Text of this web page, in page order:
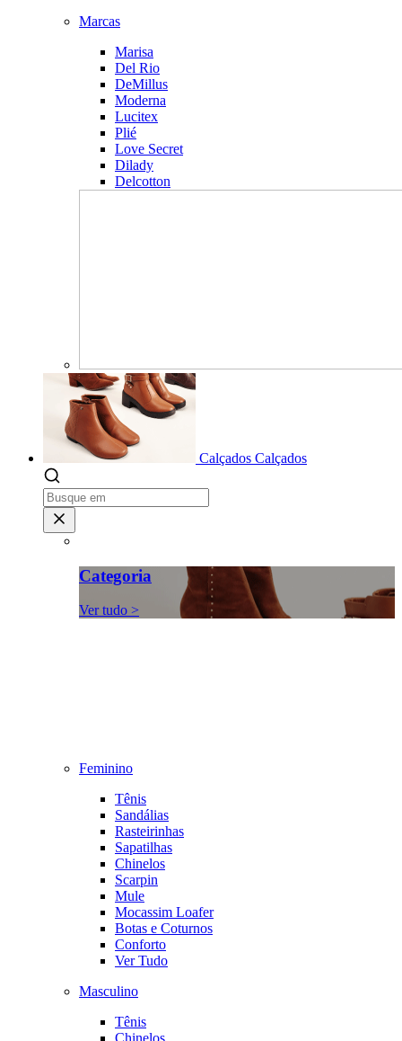
Marcas
Marisa
Del Rio
DeMillus
Moderna
Lucitex
Plié
Love Secret
Dilady
Delcotton
Calçados Calçados
Categoria
Ver tudo >
Feminino
Tênis
Sandálias
Rasteirinhas
Sapatilhas
Chinelos
Scarpin
Mule
Mocassim Loafer
Botas e Coturnos
Conforto
Ver Tudo
Masculino
Tênis
Chinelos